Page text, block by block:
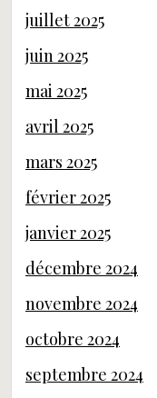
juillet 2025
juin 2025
mai 2025
avril 2025
mars 2025
février 2025
janvier 2025
décembre 2024
novembre 2024
octobre 2024
septembre 2024